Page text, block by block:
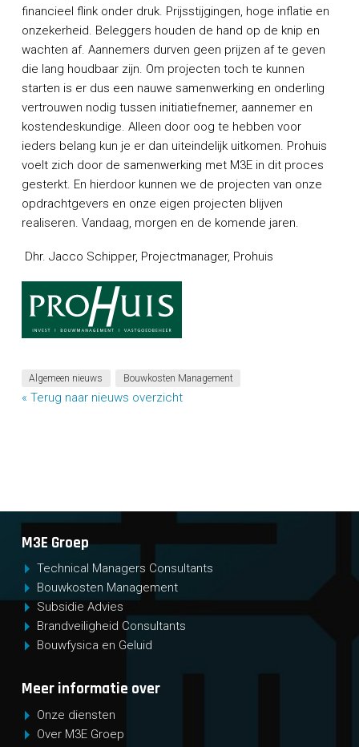
financieel flink onder druk. Prijsstijgingen, hoge inflatie en
onzekerheid. Beleggers houden de hand op de knip en
wachten af. Aannemers durven geen prijzen af te geven
die lang houdbaar zijn. Om projecten toch te kunnen
starten is er dus een nauwe samenwerking en onderling
vertrouwen nodig tussen initiatiefnemer, aannemer en
kostendeskundige. Alleen door oog te hebben voor
ieders belang kun je er dan uiteindelijk uitkomen. Prohuis
voelt zich door de samenwerking met M3E in dit proces
gesterkt. En hierdoor kunnen we de projecten van onze
opdrachtgevers en onze eigen projecten blijven
realiseren. Vandaag, morgen en de komende jaren.
Dhr. Jacco Schipper, Projectmanager, Prohuis
Algemeen nieuws Bouwkosten Management
« Terug naar nieuws overzicht
M3E Groep
Technical Managers Consultants
Bouwkosten Management
Subsidie Advies
Brandveiligheid Consultants
Bouwfysica en Geluid
Meer informatie over
Onze diensten
Over M3E Groep